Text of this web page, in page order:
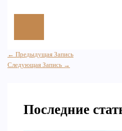
← Предыдущая Запись
Следующая Запись →
Последние